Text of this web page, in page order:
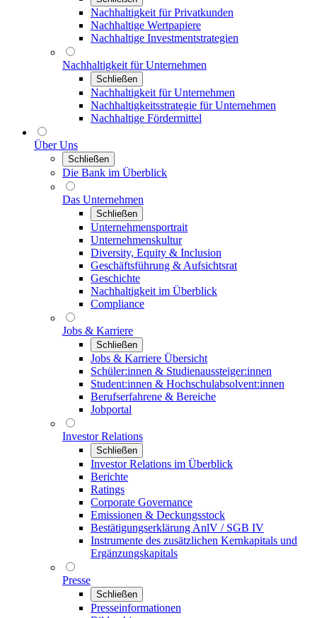
Nachhaltigkeit für Privatkunden
Nachhaltige Wertpapiere
Nachhaltige Investmentstrategien
Nachhaltigkeit für Unternehmen
Schließen
Nachhaltigkeit für Unternehmen
Nachhaltigkeitsstrategie für Unternehmen
Nachhaltige Fördermittel
Über Uns
Schließen
Die Bank im Überblick
Das Unternehmen
Schließen
Unternehmensportrait
Unternehmenskultur
Diversity, Equity & Inclusion
Geschäftsführung & Aufsichtsrat
Geschichte
Nachhaltigkeit im Überblick
Compliance
Jobs & Karriere
Schließen
Jobs & Karriere Übersicht
Schüler:innen & Studienaussteiger:innen
Student:innen & Hochschulabsolvent:innen
Berufserfahrene & Bereiche
Jobportal
Investor Relations
Schließen
Investor Relations im Überblick
Berichte
Ratings
Corporate Governance
Emissionen & Deckungsstock
Bestätigungserklärung AnlV / SGB IV
Instrumente des zusätzlichen Kernkapitals und
Ergänzungskapitals
Presse
Schließen
Presseinformationen